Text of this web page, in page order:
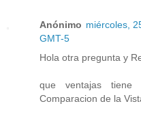
Anónimo miércoles,
GMT-5
Hola otra pregunta y
que ventajas
Comparacion de la